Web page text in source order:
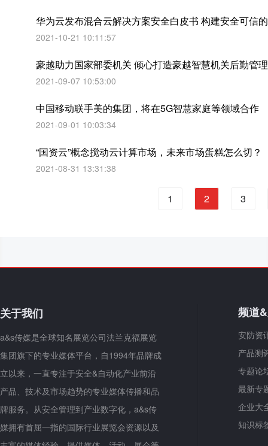
华为云发布混合云解决方案安全白皮书 构建安全可信
2021-10-21 10:11:57
豪越助力国家部委机关 倾心打造豪越智慧机关后勤管
2021-09-07 10:53:00
中国移动联手美的集团，将在5G智慧家庭等领域合作
2021-09-01 10:03:34
“国资云”概念搅动云计算市场，未来市场蛋糕怎么切？
2021-08-31 13:31:38
1 2 3
关于我们
a&s传媒是全球知名展览公司法兰克福展览
集团旗下的专业媒体平台，自1994年品牌成
立以来，一直专注于安全&自动化产业前沿
产品、技术及市场趋势的专业媒体传播和品
牌服务。从安全管理到产业数字化，a&s传
媒拥有首屈一指的国际行业展览会资源以及
频道
安防资
产品测
专题论
最新专
企业大
知识标